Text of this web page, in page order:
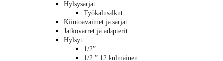
Hylsysarjat
Työkalusalkut
Kiintoavaimet ja sarjat
Jatkovarret ja adapterit
Hylsyt
1/2”
1/2 ” 12 kulmainen